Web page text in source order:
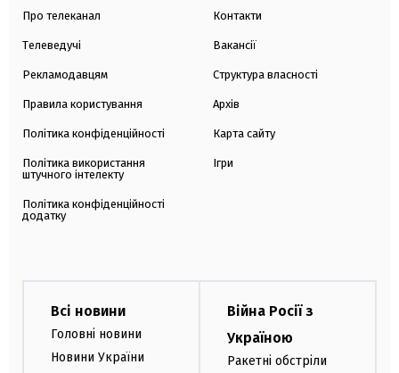
Про телеканал
Телеведучі
Рекламодавцям
Правила користування
Політика конфіденційності
Політика використання
штучного інтелекту
Політика конфіденційності
додатку
Контакти
Вакансії
Структура власності
Архів
Карта сайту
Ігри
Всі новини
Головні новини
Новини України
Війна Росії з
Україною
Ракетні обстріли